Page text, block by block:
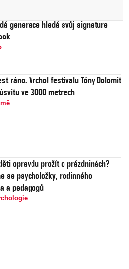
generace hledá svůj signature
ráno. Vrchol festivalu Tóny Dolomit
ve 3000 metrech
opravdu prožít o prázdninách?
se psycholožky, rodinného
a pedagogů